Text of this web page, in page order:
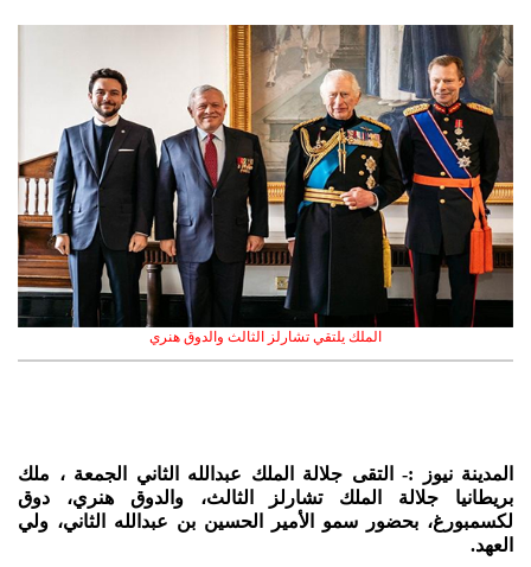
الملك يلتقي تشارلز الثالث والدوق هنري
المدينة نيوز :- التقى جلالة الملك عبدالله الثاني الجمعة ، ملك
بريطانيا جلالة الملك تشارلز الثالث، والدوق هنري، دوق
لكسمبورغ، بحضور سمو الأمير الحسين بن عبدالله الثاني، ولي
العهد.